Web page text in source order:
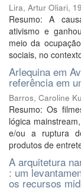
Lira, Artur Oliari,
Resumo: A
ativismo e
meio da
sociais, no
Arlequina em
referência em
Barros, Caroline
Resumo: Os
lógica
e/ou a ruptura
produtos de
A arquitetura
: um
os recursos